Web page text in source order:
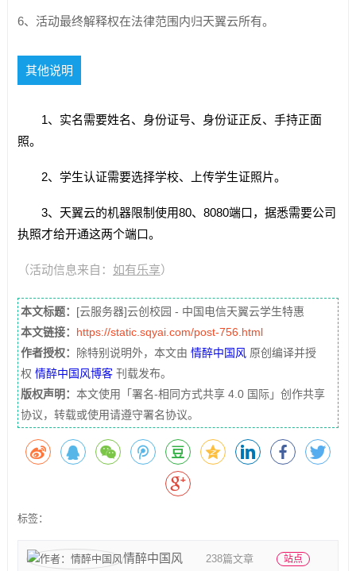
6、活动最终解释权在法律范围内归天翼云所有。
其他说明
1、实名需要姓名、身份证号、身份证正反、手持正面
照。
2、学生认证需要选择学校、上传学生证照片。
3、天翼云的机器限制使用80、8080端口，据悉需要公司
执照才给开通这两个端口。
（活动信息来自： 如有乐享）
本文标题： [云服务器]云创校园 - 中国电信天翼云学生特惠
本文链接： https://static.sqyai.com/post-756.html
作者授权：
除特别说明外，本文由 情醉中国风 原创编译并授
权 情醉中国风博客刊载发布。
版权声明： 本文使用「署名-相同方式共享 4.0 国际」创作共享
协议，转载或使用请遵守署名协议。
标签：
情醉中国风 238篇文章 站点